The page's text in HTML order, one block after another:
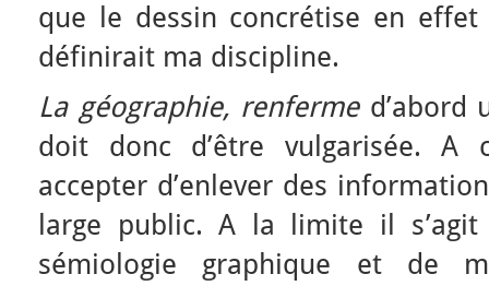
que le dessin concrétise en
définirait ma discipline.
La géographie, renfermed’abord
doit donc d’être vulgarisée. A
accepter d’enlever des
large public. A la limite il s’agit
sémiologie graphique et de